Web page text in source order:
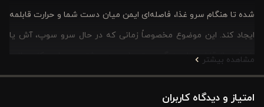
شده تا هنگام سرو غذا، فاصله‌ای ایمن میان دست شما و حرارت قابلمه
ایجاد کند. این موضوع مخصوصاً زمانی که در حال سرو سوپ، آش یا
خورشت از قابلمه‌های بزرگ هستید اهمیت بیشتری پیدا می‌کند. علاوه
بر این، طراحی لبه‌دار ملاقه باعث می‌شود مایعات بهتر کنترل شوند و
احتمال ریختن غذا روی اجاق یا ظرف سرو کاهش پیدا کند.
مشاهده بیشتر
امتیاز و دیدگاه کاربران